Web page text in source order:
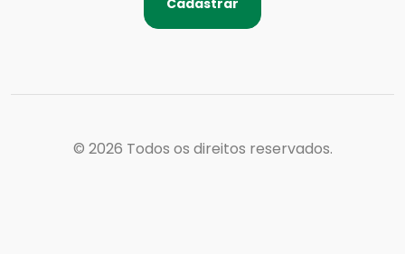
© 2026 Todos os direitos reservados.